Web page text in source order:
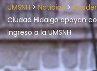
UMSNH> Noticias >
Ciudad Hidalgo apoyan
ingreso a la UMSNH